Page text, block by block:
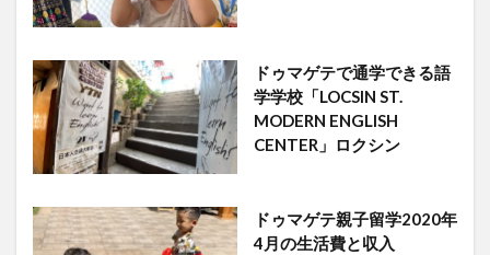
ドゥマゲテで通学できる語
学学校「LOCSIN ST.
MODERN ENGLISH
CENTER」ロクシン
ドゥマゲテ親子留学2020年
4月の生活費と収入